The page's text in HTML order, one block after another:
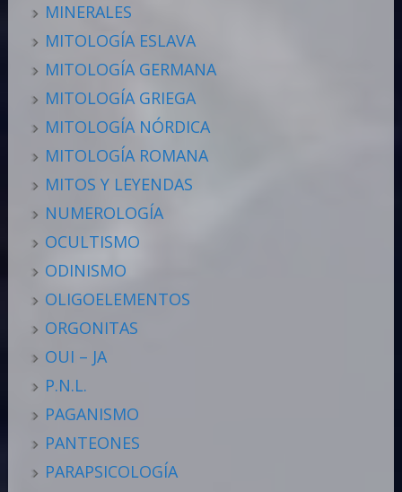
MINERALES
MITOLOGÍA ESLAVA
MITOLOGÍA GERMANA
MITOLOGÍA GRIEGA
MITOLOGÍA NÓRDICA
MITOLOGÍA ROMANA
MITOS Y LEYENDAS
NUMEROLOGÍA
OCULTISMO
ODINISMO
OLIGOELEMENTOS
ORGONITAS
OUI – JA
P.N.L.
PAGANISMO
PANTEONES
PARAPSICOLOGÍA